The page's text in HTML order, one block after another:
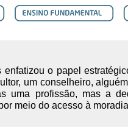
o papel
um conselheiro,
uma profissão, mas a
meio do acesso à